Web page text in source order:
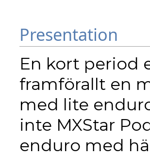
Presentation
En kort period
framförallt en
med lite
inte MXStar
enduro med